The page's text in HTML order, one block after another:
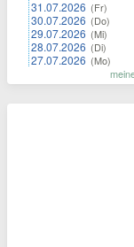
31.07.2026 (Fr)
30.07.2026 (Do)
29.07.2026 (Mi)
28.07.2026 (Di)
27.07.2026 (Mo)